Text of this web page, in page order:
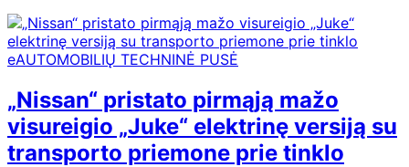
eAUTOMOBILIŲ TECHNINĖ PUSĖ
„Nissan“ pristato pirmąją mažo
visureigio „Juke“ elektrinę versiją su
transporto priemone prie tinklo